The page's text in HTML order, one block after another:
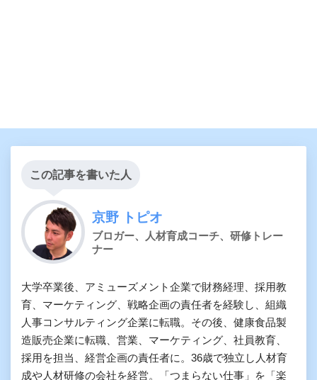
この記事を書いた人
京野 トピオ
ブロガー、人材育成コーチ、研修トレー
ナー
大学卒業後、アミューズメント企業で財務経理、採用教
育、マーケティング、戦略企画の責任者を経験し、組織
人事コンサルティング企業に転職。その後、健康食品製
造販売企業に転職、営業、マーケティング、社員教育、
採用を担当、経営企画の責任者に。36歳で独立し人材育
成や人材研修の会社を経営。「つまらない仕事」を「楽